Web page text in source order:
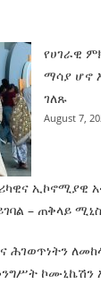
የሀገራዊ
ማሳያ ሆኖ
ገለጹ
August 7,
– ጠቅላይ
ሕገወጥነትን
ኮሙኒኬሽን